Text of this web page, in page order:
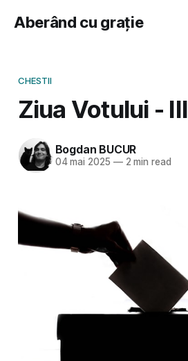
Aberând cu grație
CHESTII
Ziua Votului - III
Bogdan BUCUR
04 mai 2025 —2 min read